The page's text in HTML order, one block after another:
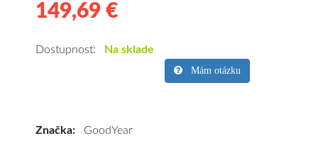
149,69 €
pneumatiky
ULTRAGRIP
Dostupnosť: Na sklade
Mám otázku
Značka: GoodYear